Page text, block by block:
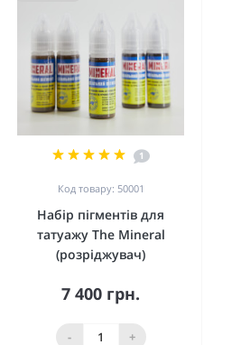
1
Код товару: 50001
Набір пігментів для
татуажу The Mineral
(розріджувач)
7 400 грн.
- +